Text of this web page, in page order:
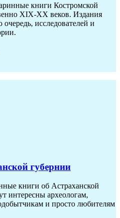
книги Костромской
XIX-ХХ веков. Издания
исследователей и
губернии
книги об Астраханской
интересны археологам,
и просто любителям